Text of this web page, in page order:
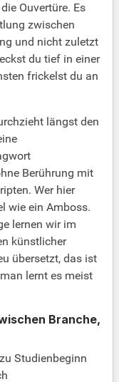
Ouvertüre. Es
zwischen
und nicht zuletzt
du tief in einer
frickelst du an
längst den
Berührung mit
Wer hier
wie ein Amboss.
lernen wir im
künstlicher
übersetzt, das ist
lernt es meist
Branche,
Studienbeginn